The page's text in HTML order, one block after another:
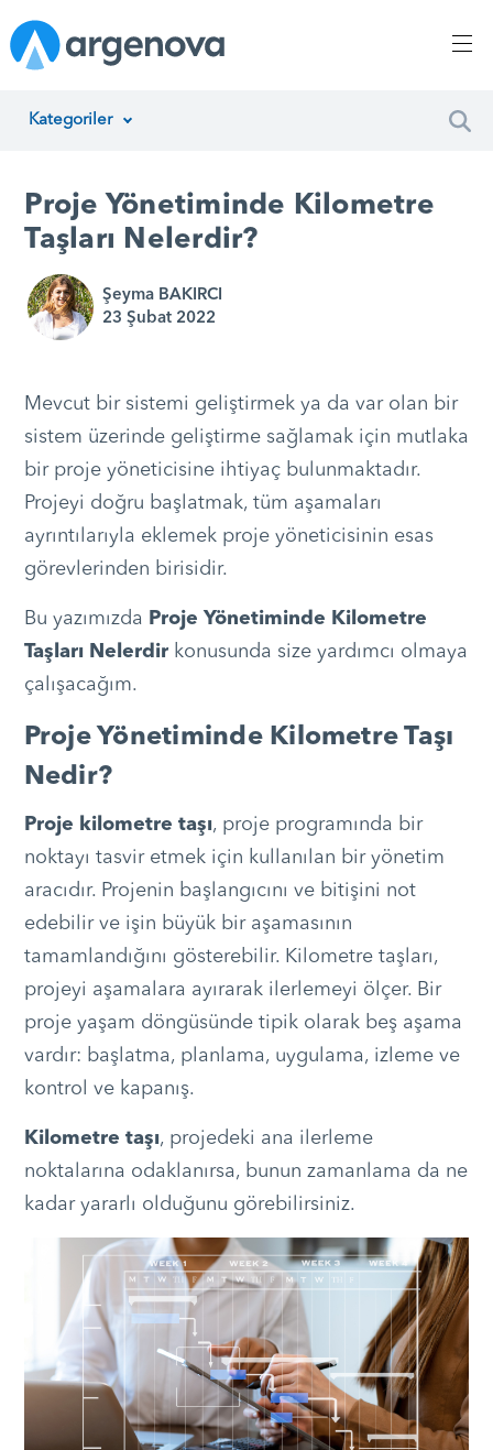
Kategoriler
Argenova
Yazılım Geliştirme
Girişimcilik
Müşteri Hizmetleri
Teknoloji
Proje Yönetiminde Kilometre
Taşları Nelerdir?
Şeyma BAKIRCI
23 Şubat 2022
Mevcut bir sistemi geliştirmek ya da var olan bir
sistem üzerinde geliştirme sağlamak için mutlaka
bir proje yöneticisine ihtiyaç bulunmaktadır.
Projeyi doğru başlatmak, tüm aşamaları
ayrıntılarıyla eklemek proje yöneticisinin esas
görevlerinden birisidir.
Bu yazımızda Proje Yönetiminde Kilometre
Taşları Nelerdir konusunda size yardımcı olmaya
çalışacağım.
Proje Yönetiminde Kilometre Taşı
Nedir?
Proje kilometre taşı, proje programında bir
noktayı tasvir etmek için kullanılan bir yönetim
aracıdır. Projenin başlangıcını ve bitişini not
edebilir ve işin büyük bir aşamasının
tamamlandığını gösterebilir. Kilometre taşları,
projeyi aşamalara ayırarak ilerlemeyi ölçer. Bir
proje yaşam döngüsünde tipik olarak beş aşama
vardır: başlatma, planlama, uygulama, izleme ve
kontrol ve kapanış.
Kilometre taşı, projedeki ana ilerleme
noktalarına odaklanırsa, bunun zamanlama da ne
kadar yararlı olduğunu görebilirsiniz.